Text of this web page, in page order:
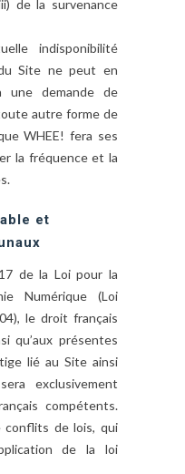
de la survenance
indisponibilité
Site ne peut en
une demande de
autre forme de
WHEE! fera ses
la fréquence et la
et
de la Loi pour la
Numérique (Loi
le droit français
qu’aux présentes
lié au Site ainsi
exclusivement
compétents.
conflits de lois, qui
de la loi